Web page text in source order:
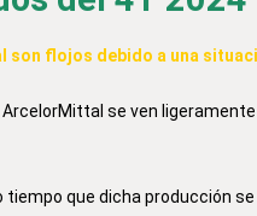
flojos debido a una
se ven
tiempo que dicha producción